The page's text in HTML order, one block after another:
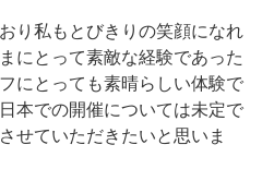
り私もとびきりの笑顔になれ
にとって素敵な経験であった
にとっても素晴らしい体験で
本での開催については未定で
せていただきたいと思いま